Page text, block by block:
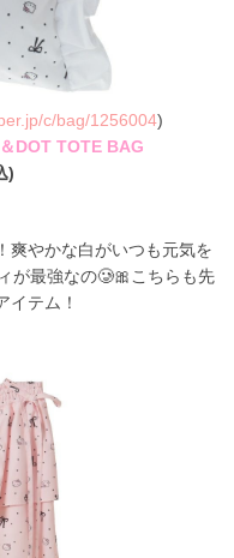
c/bag/1256004)
DOT TOTE BAG
)
爽やかな白がいつも元気を
が最強なの🥲🎀こちらも先
イテム！